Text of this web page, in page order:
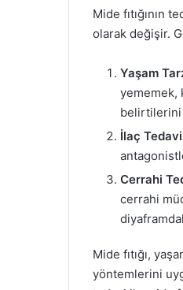
Mide fıtığının
olarak değişir.
Yaşam
yememek,
İlaç
Cerrahi
cerrahi
Mide fıtığı,
yöntemlerini